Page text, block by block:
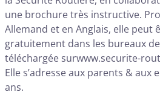
une brochure très instructive.
Allemand et en Anglais, elle peut
gratuitement dans les bureaux
téléchargée surwww.securite-
Elle s’adresse aux parents & aux
ans.